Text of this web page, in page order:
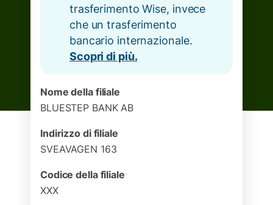
trasferimento Wise, invece
che un trasferimento
bancario internazionale.
Scopri di più.
Nome della filiale
BLUESTEP BANK AB
Indirizzo di filiale
SVEAVAGEN 163
Codice della filiale
XXX